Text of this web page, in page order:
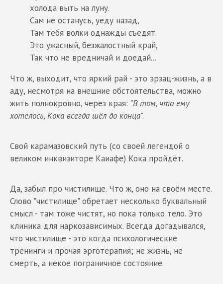
холода выть на луну.
Сам не останусь, уеду назад,
Там тебя волки однажды съедят.
Это ужасный, безжалостный край,
Так что не вредничай и доедай...
Что ж, выходит, что яркий рай - это эрзац-жизнь, а в
аду, несмотря на внешние обстоятельства, можно
жить полнокровно, через края: "В том, что ему
хотелось, Кока всегда шёл до конца".
Свой карамазовский путь (со своей легендой о
великом инквизиторе Каиафе) Кока пройдёт.
Да, забыл про чистилище. Что ж, оно на своём месте.
Слово "чистилище" обретает несколько буквальный
смысл - там тоже чистят, но пока только тело. Это
клиника для наркозависимых. Всегда догадывался,
что чистилище - это когда психологические
тренинги и прочая эрготерапия; не жизнь, не
смерть, а некое пограничное состояние.